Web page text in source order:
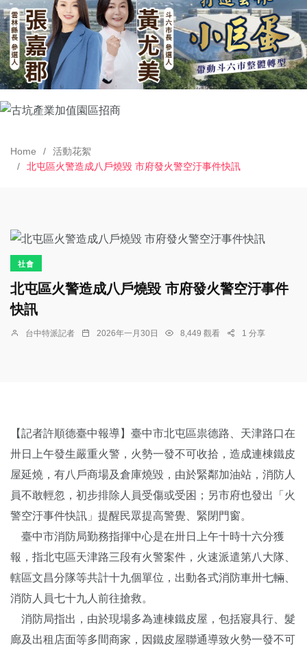
Home
活動花絮
北屯區火警造成八戶燒毀 市府發火警空汙事件快訊
社會
北屯區火警造成八戶燒毀 市府發火警空汙事件
快訊
台中特派記者 2026年一月30日 8,449 觀看 1 分享
【記者許順德臺中報導】臺中市北屯區祟德路、天津路口在
卅日上午發生嚴重火警，火勢一發不可收拾，造成連棟鐵皮
屋延燒，有八戶商場及倉庫燒毀，由於緊鄰加油站，消防人
員不敢輕忽，初步排除人員受傷或受困；另市府也發出「火
警空汙事件快訊」提醒民眾提高警覺、緊閉門窗。
臺中市消防局勤務指揮中心是在卅日上午十時十六分獲
報，指北屯區天津路三段有火警案件，火速派遣第八大隊、
轄區文昌分隊等共計十九個單位，出動各式消防車卅七輛、
消防人員七十九人前往搶救。
消防局指出，由於現場多為連棟鐵皮屋，包括寢具行、髮
廊及出租店面等多間商家，因鐵皮屋聯通導致火勢一發不可